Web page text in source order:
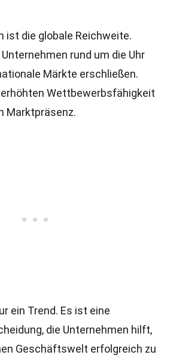
ist die globale Reichweite.
rund um die Uhr
Märkte erschließen.
Wettbewerbsfähigkeit
Marktpräsenz.
ein Trend. Es ist eine
die Unternehmen hilft,
Geschäftswelt erfolgreich zu